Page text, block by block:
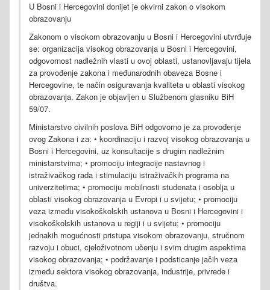
U Bosni i Hercegovini donijet je okvirni zakon o visokom
obrazovanju
Zakonom o visokom obrazovanju u Bosni i Hercegovini utvrđuje
se: organizacija visokog obrazovanja u Bosni i Hercegovini,
odgovornost nadležnih vlasti u ovoj oblasti, ustanovljavaju tijela
za provođenje zakona i međunarodnih obaveza Bosne i
Hercegovine, te način osiguravanja kvaliteta u oblasti visokog
obrazovanja. Zakon je objavljen u Službenom glasniku BiH
59/07.
Ministarstvo civilnih poslova BiH odgovorno je za provođenje
ovog Zakona i za: • koordinaciju i razvoj visokog obrazovanja u
Bosni i Hercegovini, uz konsultacije s drugim nadležnim
ministarstvima; • promociju integracije nastavnog i
istraživačkog rada i stimulaciju istraživačkih programa na
univerzitetima; • promociju mobilnosti studenata i osoblja u
oblasti visokog obrazovanja u Evropi i u svijetu; • promociju
veza između visokoškolskih ustanova u Bosni i Hercegovini i
visokoškolskih ustanova u regiji i u svijetu; • promociju
jednakih mogućnosti pristupa visokom obrazovanju, stručnom
razvoju i obuci, cjeloživotnom učenju i svim drugim aspektima
visokog obrazovanja; • podržavanje i podsticanje jačih veza
između sektora visokog obrazovanja, industrije, privrede i
društva.